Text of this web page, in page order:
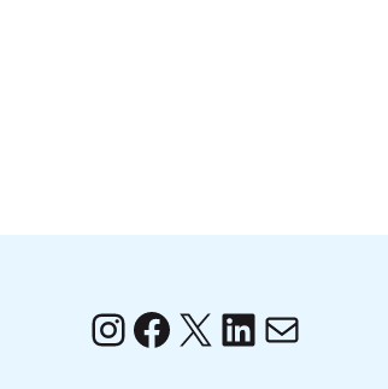
Instagram
Facebook
X LinkedIn
Correo